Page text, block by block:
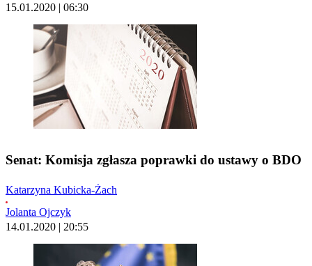
15.01.2020 | 06:30
Senat: Komisja zgłasza poprawki do ustawy o BDO
Katarzyna Kubicka-Żach
Jolanta Ojczyk
14.01.2020 | 20:55